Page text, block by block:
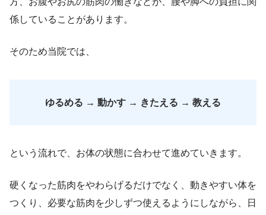
係していることがあります。
そのため当院では、
ゆるめる → 動かす → きたえる → 教える
という流れで、お体の状態に合わせて進めていきます。
硬くなった筋肉をやわらげるだけでなく、動きやすい体を
つくり、必要な筋肉を少しずつ使えるようにしながら、日